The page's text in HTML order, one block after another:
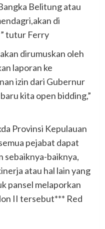
Belitung atau
di
tutur Ferry
dirumuskan oleh
laporan ke
izin dari Gubernur
kita open bidding,”
Provinsi Kepulauan
pejabat dapat
sebaiknya-baiknya,
atau hal lain yang
pansel melaporkan
II tersebut*** Red